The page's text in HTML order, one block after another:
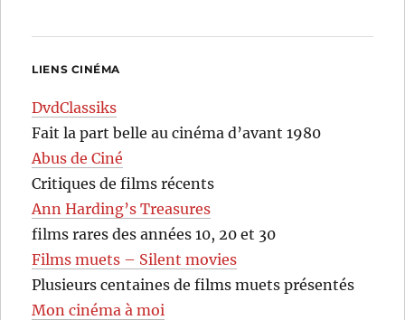
LIENS CINÉMA
DvdClassiks
Fait la part belle au cinéma d’avant 1980
Abus de Ciné
Critiques de films récents
Ann Harding’s Treasures
films rares des années 10, 20 et 30
Films muets – Silent movies
Plusieurs centaines de films muets présentés
Mon cinéma à moi